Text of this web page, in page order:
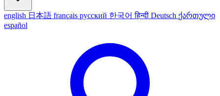
english 日本語 français русский 한국어हिन्दी Deutsch ქართული
español